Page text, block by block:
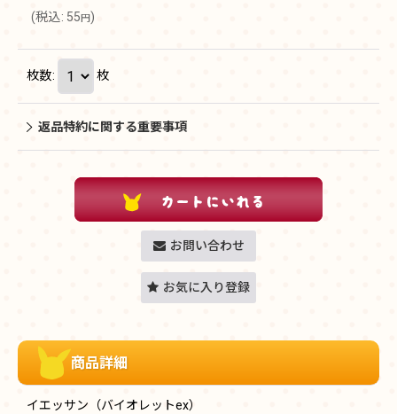
(税込: 55 円 )
枚数: 枚
返品特約に関する重要事項
お問い合わせ
お気に入り登録
商品詳細
イエッサン（バイオレットex）